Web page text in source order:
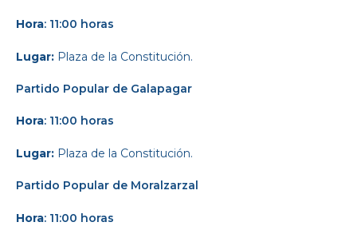
Hora: 11:00 horas
Lugar: Plaza de la Constitución.
Partido Popular de Galapagar
Hora: 11:00 horas
Lugar: Plaza de la Constitución.
Partido Popular de Moralzarzal
Hora: 11:00 horas